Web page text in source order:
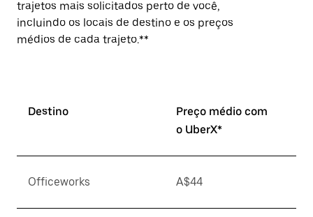
trajetos mais solicitados perto de você,
incluindo os locais de destino e os preços
médios de cada trajeto.**
Destino
Preço médio com
o UberX*
Officeworks A$44